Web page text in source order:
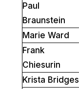
Paul
Braunstein
Marie Ward
Frank
Chiesurin
Krista Bridges